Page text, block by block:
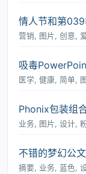
情人节和第
营销, 图片, 创意,
吸毒
医学, 健康, 简单,
Phonix包装组
业务, 图片, 设计,
不错的梦幻公
摘要, 业务, 蓝色,